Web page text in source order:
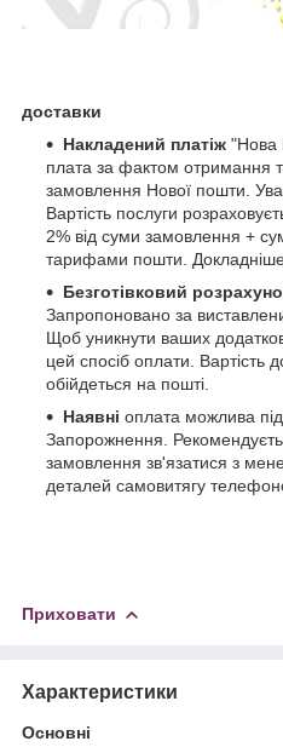
доставки
Накладений платіж "Нова
плата за фактом отримання
замовлення Нової пошти.
Вартість послуги
2% від суми замовлення +
тарифами пошти.
Безготівковий
Запропоновано за
Щоб уникнути ваших
цей спосіб оплати. Вартість
обійдеться на пошті.
Наявні оплата можлива
Запорожнення.
замовлення зв'язатися з
деталей самовитягу
Приховати
Характеристики
Основні